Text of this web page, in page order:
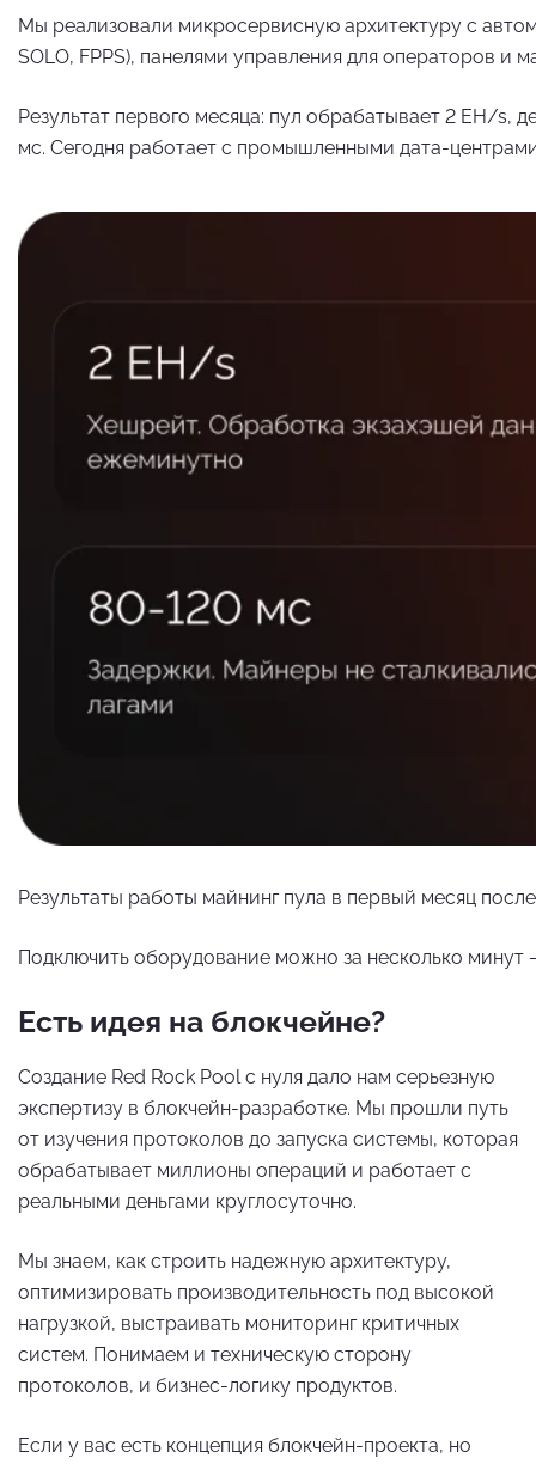
Мы реализовали микросервисную архитектуру с
SOLO, FPPS), панелями управления для операторов
Результат первого месяца: пул обрабатывает 2 EH/
мс. Сегодня работает с промышленными дата-
Результаты работы майнинг пула в первый месяц
Подключить оборудование можно за несколько минут
Есть идея на блокчейне?
Создание Red Rock Pool с нуля дало нам серьезную
экспертизу в блокчейн-разработке. Мы прошли путь
от изучения протоколов до запуска системы, которая
обрабатывает миллионы операций и работает с
реальными деньгами круглосуточно.
Мы знаем, как строить надежную архитектуру,
оптимизировать производительность под высокой
нагрузкой, выстраивать мониторинг критичных
систем. Понимаем и техническую сторону
протоколов, и бизнес-логику продуктов.
Если у вас есть концепция блокчейн-проекта, но